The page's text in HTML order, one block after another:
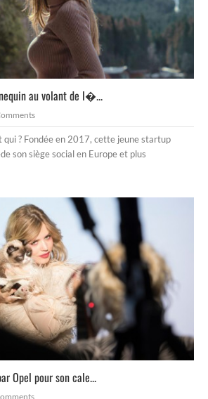
au volant de l�...
qui ? Fondée en 2017, cette jeune startup
son siège social en Europe et plus
Opel pour son cale...